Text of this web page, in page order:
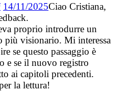
14/11/2025Ciao Cristiana,
proprio introdurre un
più visionario. Mi interessa
se questo passaggio è
e se il nuovo registro
ai capitoli precedenti.
la lettura!